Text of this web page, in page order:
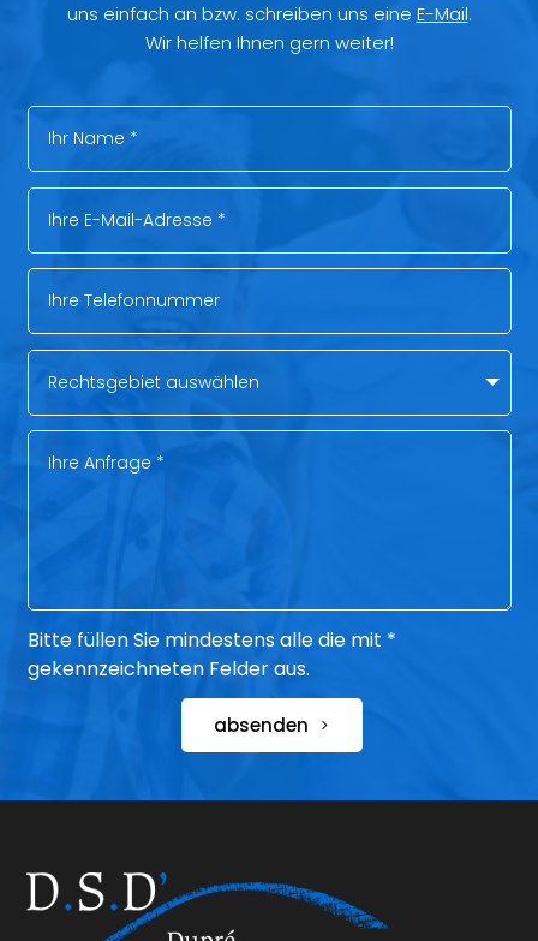
uns einfach an bzw. schreiben uns eine E-Mail.
Wir helfen Ihnen gern weiter!
Bitte füllen Sie mindestens alle die mit *
gekennzeichneten Felder aus.
absenden